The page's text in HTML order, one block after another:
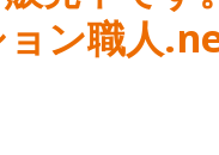
ョン職人